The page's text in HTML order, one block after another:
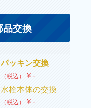
品交換
パッキン交換
（税込） ￥‐
水栓本体の交換
（税込） ￥‐